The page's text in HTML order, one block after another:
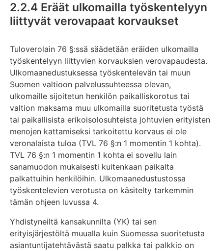
2.2.4 Eräät ulkomailla työskentelyyn
liittyvät verovapaat korvaukset
Tuloverolain 76 §:ssä säädetään eräiden ulkomailla
työskentelyyn liittyvien korvauksien verovapaudesta.
Ulkomaanedustuksessa työskentelevän tai muun
Suomen valtioon palvelussuhteessa olevan,
ulkomaille sijoitetun henkilön paikalliskorotus tai
valtion maksama muu ulkomailla suoritetusta työstä
tai paikallisista erikoisolosuhteista johtuvien erityisten
menojen kattamiseksi tarkoitettu korvaus ei ole
veronalaista tuloa (TVL 76 §:n 1 momentin 1 kohta).
TVL 76 §:n 1 momentin 1 kohta ei sovellu lain
sanamuodon mukaisesti kuitenkaan paikalta
palkattuihin henkilöihin. Ulkomaanedustustossa
työskentelevien verotusta on käsitelty tarkemmin
tämän ohjeen luvussa 4.
Yhdistyneiltä kansakunnilta (YK) tai sen
erityisjärjestöltä muualla kuin Suomessa suoritetusta
asiantuntijatehtävästä saatu palkka tai palkkio on